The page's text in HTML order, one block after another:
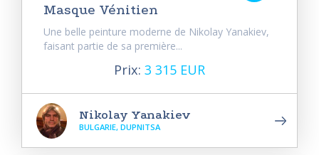
Masque Vénitien
Une belle peinture moderne de Nikolay Yanakiev,
faisant partie de sa première...
Prix: 3 315 EUR
Nikolay Yanakiev
BULGARIE, DUPNITSA